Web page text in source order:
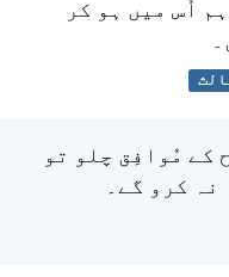
اُس میں ہو کر
کے مُوافِق چلو تو
نہ کرو گے۔